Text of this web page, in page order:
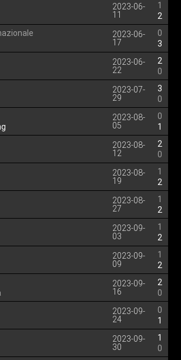
2023-06-
11
1
2
2023-06-
17
0
3
2023-06-
22
2
0
2023-07-
29
3
0
2023-08-
05
0
1
2023-08-
12
2
0
2023-08-
19
1
2
2023-08-
27
1
2
2023-09-
03
1
2
2023-09-
09
1
2
2023-09-
16
2
0
2023-09-
24
0
1
2023-09-
30
1
0